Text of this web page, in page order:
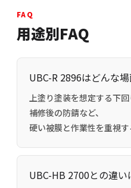
FAQ
用途別FAQ
UBC-R 2896はどんな
上塗り塗装を想定する下回
補修後の防錆など、
硬い被膜と作業性を重視す
UBC-HB 2700との違い